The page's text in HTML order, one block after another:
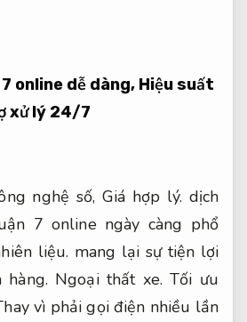
online dễ dàng, Hiệu suất
xử lý 24/7
nghệ số, Giá hợp lý. dịch
7 online ngày càng phổ
liệu. mang lại sự tiện lợi
hàng. Ngoại thất xe. Tối ưu
vì phải gọi điện nhiều lần